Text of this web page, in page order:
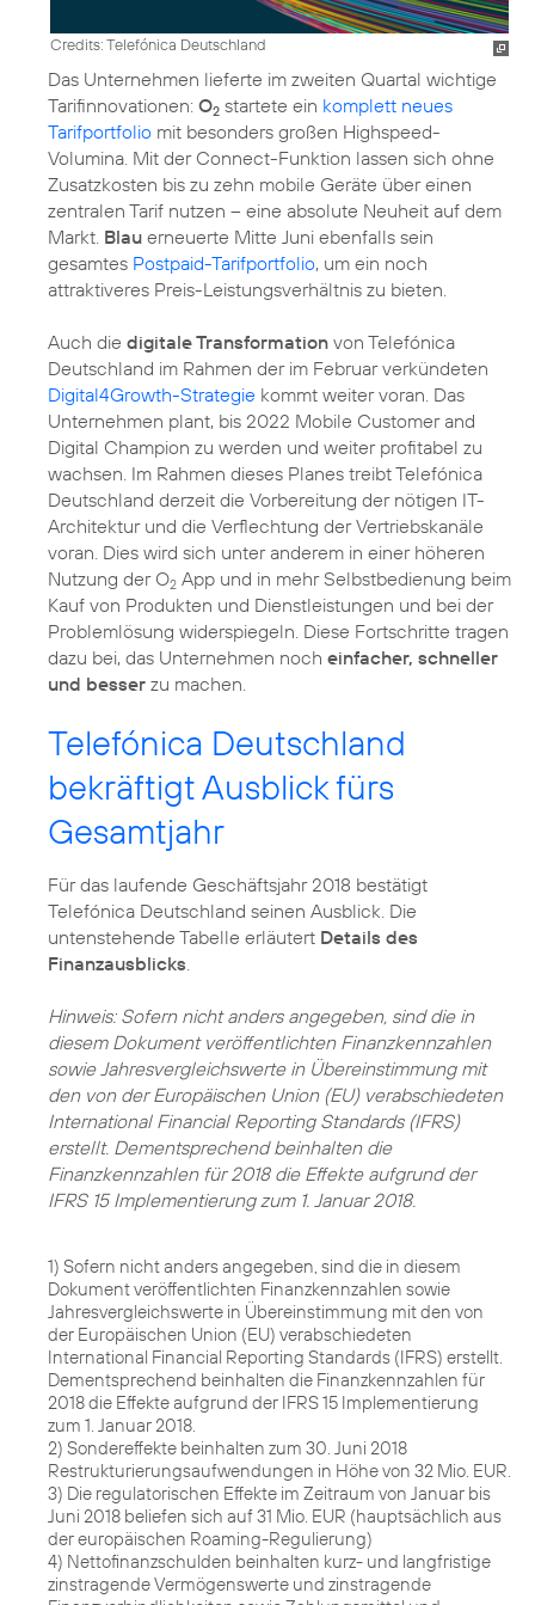
Credits: Telefónica Deutschland
Das Unternehmen lieferte im zweiten Quartal wichtige
Tarifinnovationen: O2 startete ein komplett neues
Tarifportfolio mit besonders großen Highspeed-
Volumina. Mit der Connect-Funktion lassen sich ohne
Zusatzkosten bis zu zehn mobile Geräte über einen
zentralen Tarif nutzen – eine absolute Neuheit auf dem
Markt. Blau erneuerte Mitte Juni ebenfalls sein
gesamtes Postpaid-Tarifportfolio, um ein noch
attraktiveres Preis-Leistungsverhältnis zu bieten.
Auch die digitale Transformation von Telefónica
Deutschland im Rahmen der im Februar verkündeten
Digital4Growth-Strategie kommt weiter voran. Das
Unternehmen plant, bis 2022 Mobile Customer and
Digital Champion zu werden und weiter profitabel zu
wachsen. Im Rahmen dieses Planes treibt Telefónica
Deutschland derzeit die Vorbereitung der nötigen IT-
Architektur und die Verflechtung der Vertriebskanäle
voran. Dies wird sich unter anderem in einer höheren
Nutzung der O2 App und in mehr Selbstbedienung beim
Kauf von Produkten und Dienstleistungen und bei der
Problemlösung widerspiegeln. Diese Fortschritte tragen
dazu bei, das Unternehmen noch einfacher, schneller
und besser zu machen.
Telefónica Deutschland
bekräftigt Ausblick fürs
Gesamtjahr
Für das laufende Geschäftsjahr 2018 bestätigt
Telefónica Deutschland seinen Ausblick. Die
untenstehende Tabelle erläutert Details des
Finanzausblicks.
Hinweis: Sofern nicht anders angegeben, sind die in
diesem Dokument veröffentlichten Finanzkennzahlen
sowie Jahresvergleichswerte in Übereinstimmung mit
den von der Europäischen Union (EU) verabschiedeten
International Financial Reporting Standards (IFRS)
erstellt. Dementsprechend beinhalten die
Finanzkennzahlen für 2018 die Effekte aufgrund der
IFRS 15 Implementierung zum 1. Januar 2018.
1) Sofern nicht anders angegeben, sind die in diesem
Dokument veröffentlichten Finanzkennzahlen sowie
Jahresvergleichswerte in Übereinstimmung mit den von
der Europäischen Union (EU) verabschiedeten
International Financial Reporting Standards (IFRS) erstellt.
Dementsprechend beinhalten die Finanzkennzahlen für
2018 die Effekte aufgrund der IFRS 15 Implementierung
zum 1. Januar 2018.
2) Sondereffekte beinhalten zum 30. Juni 2018
Restrukturierungsaufwendungen in Höhe von 32 Mio. EUR.
3) Die regulatorischen Effekte im Zeitraum von Januar bis
Juni 2018 beliefen sich auf 31 Mio. EUR (hauptsächlich aus
der europäischen Roaming-Regulierung)
4) Nettofinanzschulden beinhalten kurz- und langfristige
zinstragende Vermögenswerte und zinstragende